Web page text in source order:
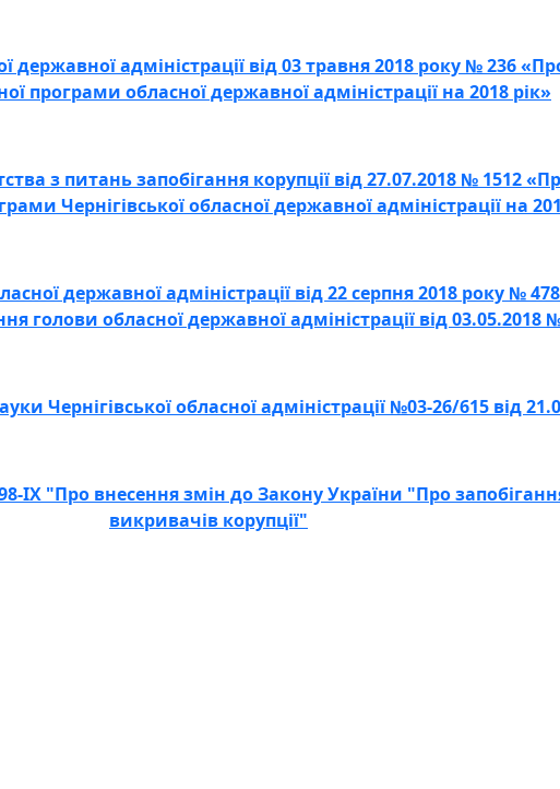
державної адміністрації від 03 травня 2018 року № 236
програми обласної державної адміністрації на 2018 рік»
з питань запобігання корупції від 27.07.2018 № 1512
Чернігівської обласної державної адміністрації на
державної адміністрації від 22 серпня 2018 року №
голови обласної державної адміністрації від 03.05.2018
Чернігівської обласної адміністрації №03-26/615 від
ІХ "Про внесення змін до Закону України "Про
викривачів корупції"